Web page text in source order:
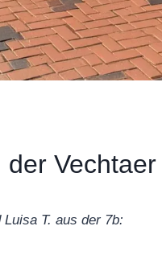
T. aus der 7b: